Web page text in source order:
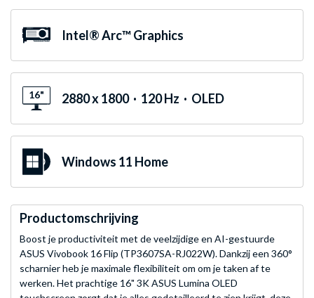
Intel® Arc™ Graphics
16" 2880 x 1800 · 120 Hz · OLED
Windows 11 Home
Productomschrijving
Boost je productiviteit met de veelzijdige en AI-gestuurde
ASUS Vivobook 16 Flip (TP3607SA-RJ022W). Dankzij een 360°
scharnier heb je maximale flexibiliteit om om je taken af te
werken. Het prachtige 16" 3K ASUS Lumina OLED